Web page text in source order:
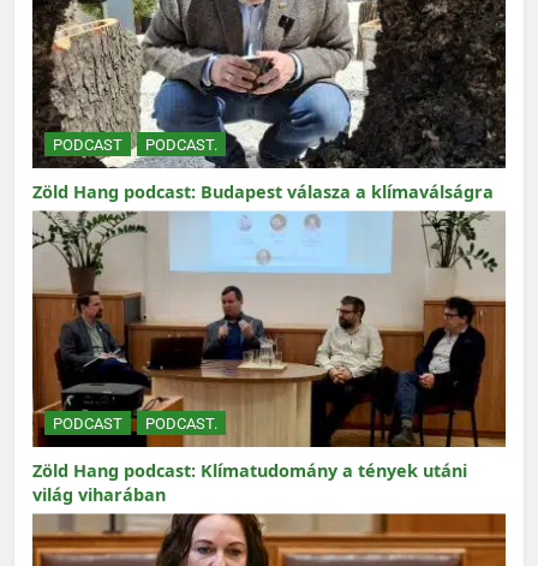
PODCAST PODCAST.
Zöld Hang podcast: Budapest válasza a klímaválságra
PODCAST PODCAST.
Zöld Hang podcast: Klímatudomány a tények utáni
világ viharában